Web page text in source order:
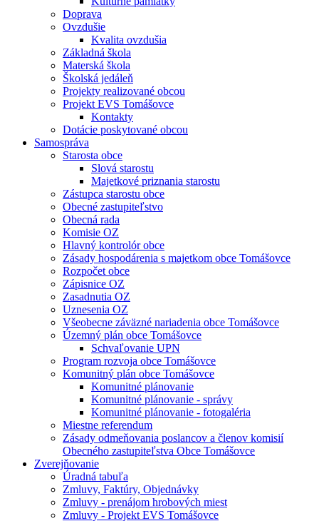
Doprava
Ovzdušie
Kvalita ovzdušia
Základná škola
Materská škola
Školská jedáleň
Projekty realizované obcou
Projekt EVS Tomášovce
Kontakty
Dotácie poskytované obcou
Samospráva
Starosta obce
Slová starostu
Majetkové priznania starostu
Zástupca starostu obce
Obecné zastupiteľstvo
Obecná rada
Komisie OZ
Hlavný kontrolór obce
Zásady hospodárenia s majetkom obce Tomášovce
Rozpočet obce
Zápisnice OZ
Zasadnutia OZ
Uznesenia OZ
Všeobecne záväzné nariadenia obce Tomášovce
Územný plán obce Tomášovce
Schvaľovanie UPN
Program rozvoja obce Tomášovce
Komunitný plán obce Tomášovce
Komunitné plánovanie
Komunitné plánovanie - správy
Komunitné plánovanie - fotogaléria
Miestne referendum
Zásady odmeňovania poslancov a členov komisií
Obecného zastupiteľstva Obce Tomášovce
Zverejňovanie
Úradná tabuľa
Zmluvy, Faktúry, Objednávky
Zmluvy - prenájom hrobových miest
Zmluvy - Projekt EVS Tomášovce